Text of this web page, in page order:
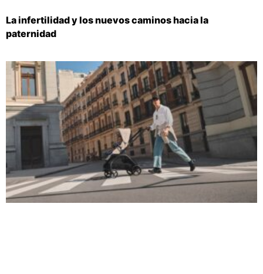
La infertilidad y los nuevos caminos hacia la
paternidad